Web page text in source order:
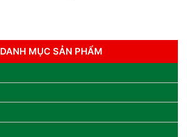
DANH MỤC SẢN PHẨM